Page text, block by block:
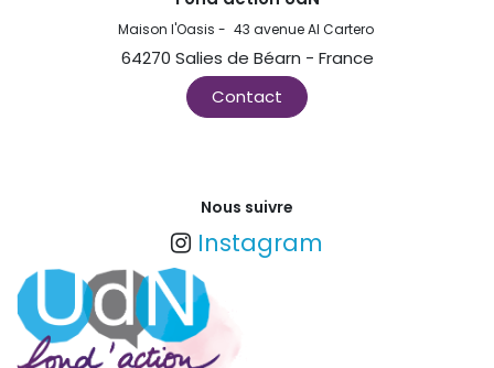
Maison l'Oasis - 43 avenue Al Cartero
64270 Salies de Béarn - France
Contact
Nous suivre
Instagram